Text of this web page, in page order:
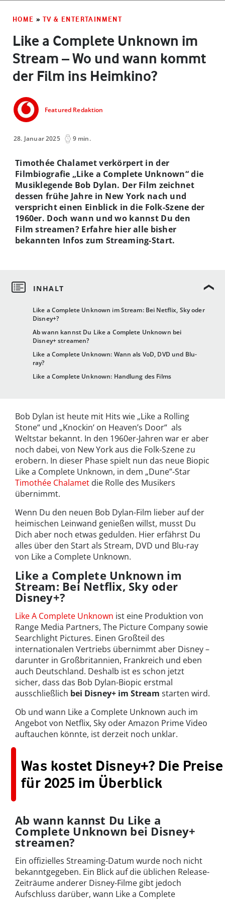
HOME » TV & ENTERTAINMENT
Like a Complete Unknown im
Stream – Wo und wann kommt
der Film ins Heimkino?
Featured Redaktion
28. Januar 2025 9 min.
Like a Complete Unknown im Stream: Bei Netflix, Sky oder
Disney+?
Ab wann kannst Du Like a Complete Unknown bei
Disney+ streamen?
Like a Complete Unknown: Wann als VoD, DVD und Blu-
ray?
Like a Complete Unknown: Handlung des Films
Timothée Chalamet verkörpert in der
Filmbiografie „Like a Complete Unknown“ die
Musiklegende Bob Dylan. Der Film zeichnet
dessen frühe Jahre in New York nach und
verspricht einen Einblick in die Folk-Szene der
1960er. Doch wann und wo kannst Du den
Film streamen? Erfahre hier alle bisher
bekannten Infos zum Streaming-Start.
Bob Dylan ist heute mit Hits wie „Like a Rolling
Stone“ und „Knockin‘ on Heaven’s Door“ als
Weltstar bekannt. In den 1960er-Jahren war er aber
noch dabei, von New York aus die Folk-Szene zu
erobern. In dieser Phase spielt nun das neue Biopic
Like a Complete Unknown, in dem „Dune”-Star
Timothée Chalamet die Rolle des Musikers
übernimmt.
Wenn Du den neuen Bob Dylan-Film lieber auf der
heimischen Leinwand genießen willst, musst Du
Dich aber noch etwas gedulden. Hier erfährst Du
alles über den Start als Stream, DVD und Blu-ray
von Like a Complete Unknown.
Like a Complete Unknown im
Stream: Bei Netflix, Sky oder
Disney+?
Like A Complete Unknown ist eine Produktion von
Range Media Partners, The Picture Company sowie
Searchlight Pictures. Einen Großteil des
internationalen Vertriebs übernimmt aber Disney –
darunter in Großbritannien, Frankreich und eben
auch Deutschland. Deshalb ist es schon jetzt
sicher, dass das Bob Dylan-Biopic erstmal
ausschließlich bei Disney+ im Stream starten wird.
Ob und wann Like a Complete Unknown auch im
Angebot von Netflix, Sky oder Amazon Prime Video
auftauchen könnte, ist derzeit noch unklar.
Was kostet Disney+? Die Preise
für 2025 im Überblick
Ab wann kannst Du Like a
Complete Unknown bei Disney+
streamen?
Ein offizielles Streaming-Datum wurde noch nicht
bekanntgegeben. Ein Blick auf die üblichen Release-
Zeiträume anderer Disney-Filme gibt jedoch
Aufschluss darüber, wann Like a Complete